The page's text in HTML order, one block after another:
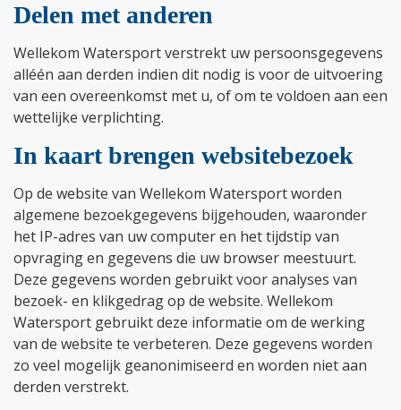
Delen met anderen
Wellekom Watersport verstrekt uw persoonsgegevens
alléén aan derden indien dit nodig is voor de uitvoering
van een overeenkomst met u, of om te voldoen aan een
wettelijke verplichting.
In kaart brengen websitebezoek
Op de website van Wellekom Watersport worden
algemene bezoekgegevens bijgehouden, waaronder
het IP-adres van uw computer en het tijdstip van
opvraging en gegevens die uw browser meestuurt.
Deze gegevens worden gebruikt voor analyses van
bezoek- en klikgedrag op de website. Wellekom
Watersport gebruikt deze informatie om de werking
van de website te verbeteren. Deze gegevens worden
zo veel mogelijk geanonimiseerd en worden niet aan
derden verstrekt.